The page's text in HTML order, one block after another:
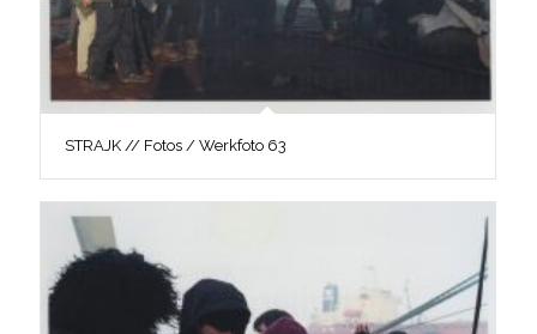
STRAJK // Fotos / Werkfoto 63